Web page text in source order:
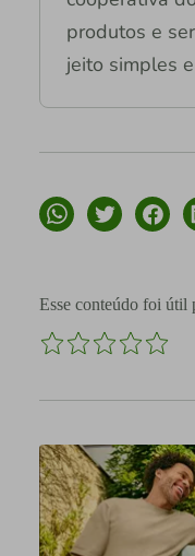
produtos e
jeito simples
Esse conteúdo foi útil